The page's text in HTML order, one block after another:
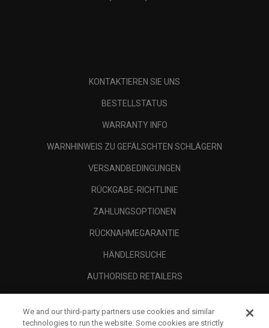
KONTAKTIEREN SIE UNS
BESTELLSTATUS
WARRANTY INFO
WARNHINWEIS ZU GEFÄLSCHTEN SCHLÄGERN
VERSANDBEDINGUNGEN
RÜCKGABE-RICHTLINIE
ZAHLUNGSOPTIONEN
RÜCKNAHMEGARANTIE
HÄNDLERSUCHE
AUTHORISED RETAILERS
UNTERNEHMENSPROFIL
We and our third-party partners use cookies and similar
technologies to run the website. Some cookies are strictly